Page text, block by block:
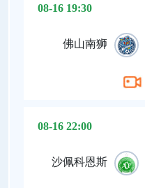
08-16 19:30
佛山南狮
08-16 22:00
沙佩科恩斯